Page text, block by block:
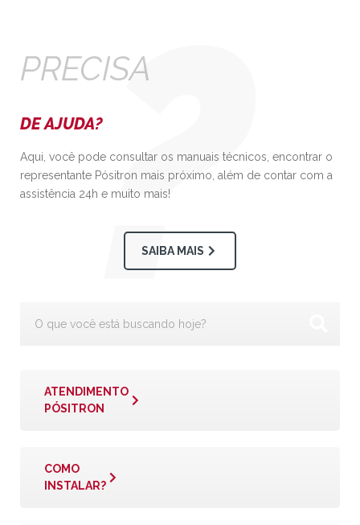
PRECISA
DE AJUDA?
Aqui, você pode consultar os manuais técnicos, encontrar o
representante Pósitron mais próximo, além de contar com a
assistência 24h e muito mais!
SAIBA MAIS
ATENDIMENTO
PÓSITRON
COMO
INSTALAR?